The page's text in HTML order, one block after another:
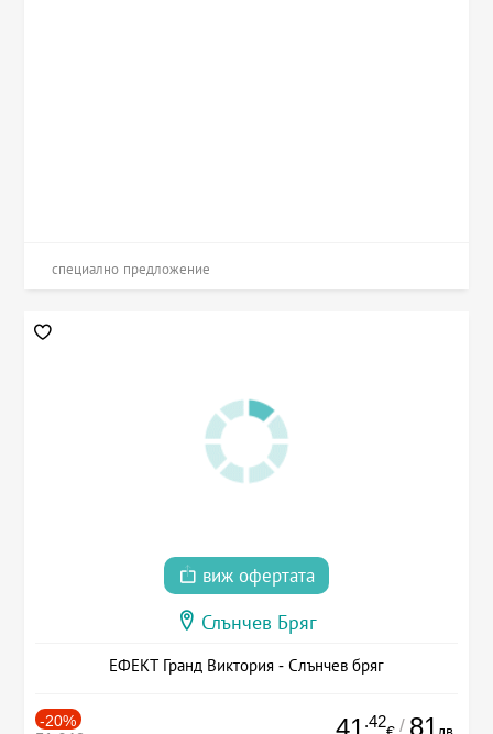
специално предложение
виж офертата
Слънчев Бряг
ЕФЕКТ Гранд Виктория - Слънчев бряг
-20% 41 .42 / 81